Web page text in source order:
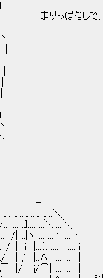
ぱなしで、疲
＼
＼:::::＼
丶:::: ヽ
:::::| ::::: | あ？
j/⌒|:::::| ::::: |